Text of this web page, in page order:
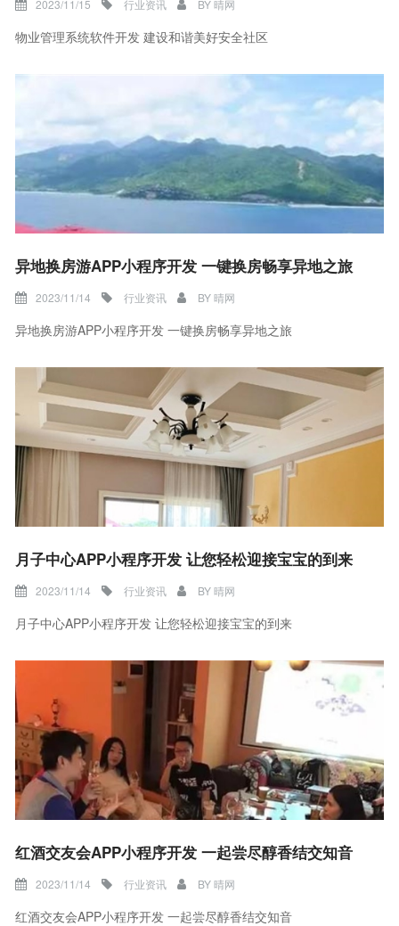
2023/11/15 行业资讯 BY晴网
物业管理系统软件开发 建设和谐美好安全社区
异地换房游APP小程序开发 一键换房畅享异地之旅
2023/11/14 行业资讯 BY晴网
异地换房游APP小程序开发 一键换房畅享异地之旅
月子中心APP小程序开发 让您轻松迎接宝宝的到来
2023/11/14 行业资讯 BY晴网
月子中心APP小程序开发 让您轻松迎接宝宝的到来
红酒交友会APP小程序开发 一起尝尽醇香结交知音
2023/11/14 行业资讯 BY晴网
红酒交友会APP小程序开发 一起尝尽醇香结交知音